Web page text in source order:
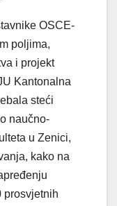
OSCE-
poljima,
i projekt
Kantonalna
steći
naučno-
u Zenici,
kako na
prosvjetnih